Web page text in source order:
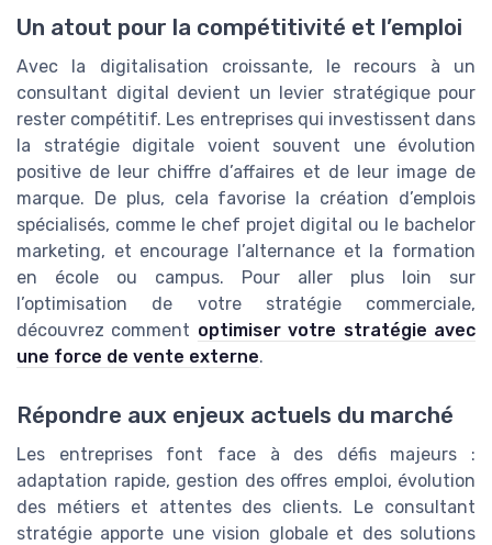
Un atout pour la compétitivité et l’emploi
Avec la digitalisation croissante, le recours à un
consultant digital devient un levier stratégique pour
rester compétitif. Les entreprises qui investissent dans
la stratégie digitale voient souvent une évolution
positive de leur chiffre d’affaires et de leur image de
marque. De plus, cela favorise la création d’emplois
spécialisés, comme le chef projet digital ou le bachelor
marketing, et encourage l’alternance et la formation
en école ou campus. Pour aller plus loin sur
l’optimisation de votre stratégie commerciale,
découvrez comment optimiser votre stratégie avec
une force de vente externe.
Répondre aux enjeux actuels du marché
Les entreprises font face à des défis majeurs :
adaptation rapide, gestion des offres emploi, évolution
des métiers et attentes des clients. Le consultant
stratégie apporte une vision globale et des solutions